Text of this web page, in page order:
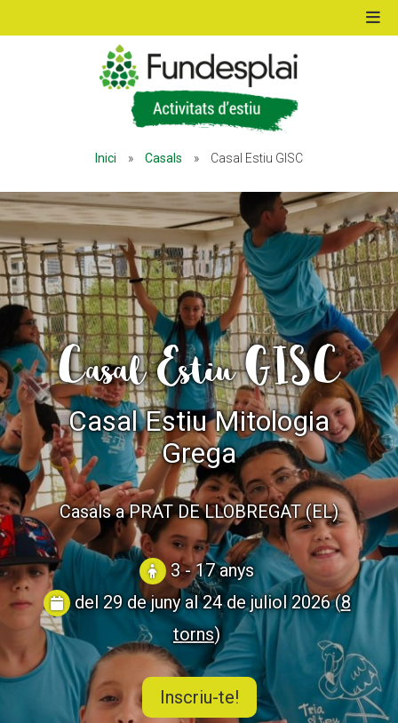
Inici » Casals » Casal Estiu GISC
Casal Estiu GISC
Casal Estiu Mitologia
Grega
Casals a PRAT DE LLOBREGAT (EL)
3 - 17 anys
del 29 de juny al 24 de juliol 2026 (8
torns)
Inscriu-te!
ACTIVITATS D'ESTIU
ALBERG CENTRE ESPLAI
FORMACIÓ
CASES DE COLÒNIES
ACCIÓ SOCIAL I JOVES
ESPLAIS
SUPORT TERCER SECTOR